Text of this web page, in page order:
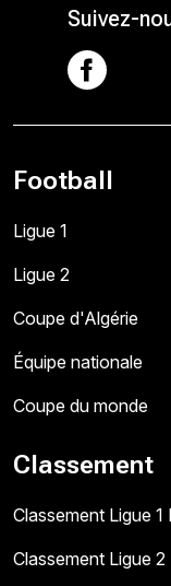
Suivez-
Football
Ligue 1
Ligue 2
Coupe d'Algérie
Équipe nationale
Coupe du monde
Classement
Classement Ligue 1
Classement Ligue 2